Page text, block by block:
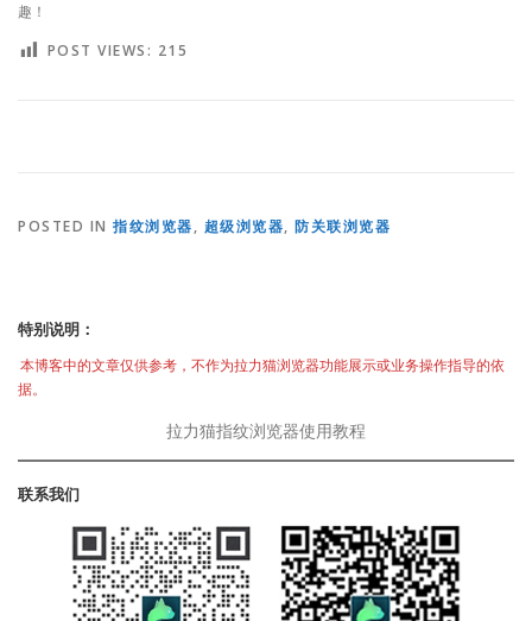
趣！
POST VIEWS: 215
POSTED IN 指纹浏览器, 超级浏览器, 防关联浏览器
特别说明：
本博客中的文章仅供参考，不作为拉力猫浏览器功能展示或业务操作指导的依
据。
拉力猫指纹浏览器使用教程
联系我们